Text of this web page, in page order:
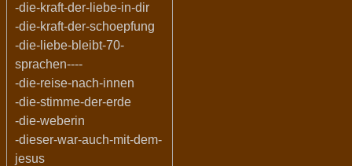
-die-kraft-der-liebe-in-dir
-die-kraft-der-schoepfung
-die-liebe-bleibt-70-
sprachen----
-die-reise-nach-innen
-die-stimme-der-erde
-die-weberin
-dieser-war-auch-mit-dem-
jesus